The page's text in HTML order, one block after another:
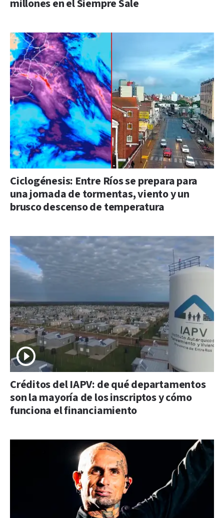
millones en el Siempre Sale
Ciclogénesis: Entre Ríos se prepara para
una jornada de tormentas, viento y un
brusco descenso de temperatura
Créditos del IAPV: de qué departamentos
son la mayoría de los inscriptos y cómo
funciona el financiamiento